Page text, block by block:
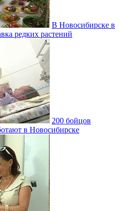
В Новосибирске в
редких растений
200 бойцов
в Новосибирске